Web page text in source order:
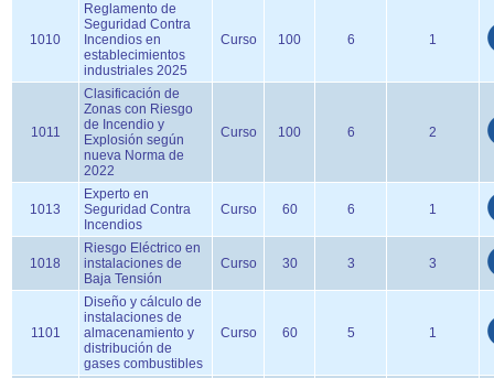
1010
Reglamento de
Seguridad Contra
Incendios en
establecimientos
industriales 2025
Curso 100 6 1
1011
Clasificación de
Zonas con Riesgo
de Incendio y
Explosión según
nueva Norma de
2022
Curso 100 6 2
1013
Experto en
Seguridad Contra
Incendios
Curso 60 6 1
1018
Riesgo Eléctrico en
instalaciones de
Baja Tensión
Curso 30 3 3
1101
Diseño y cálculo de
instalaciones de
almacenamiento y
distribución de
gases combustibles
Curso 60 5 1